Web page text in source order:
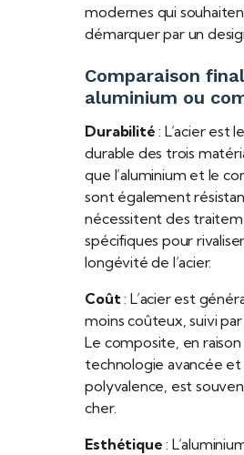
modernes qui
démarquer par un
Comparaison
aluminium ou
Durabilité : L’acier est
durable des trois
que l’aluminium et le
sont également
nécessitent des
spécifiques pour
longévité de l’acier.
Coût: L’acier est
moins coûteux, suivi par
Le composite, en raison
technologie avancée et
polyvalence, est
cher.
Esthétique :